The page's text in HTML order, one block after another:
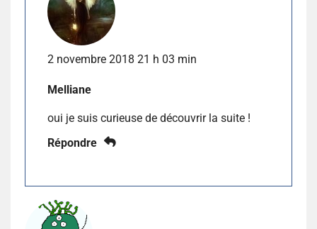
2 novembre 2018 21 h 03 min
Melliane
oui je suis curieuse de découvrir la suite !
Répondre